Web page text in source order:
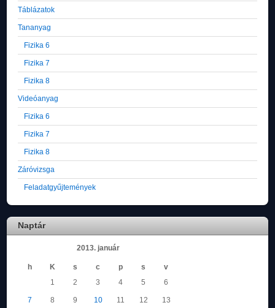
Táblázatok
Tananyag
Fizika 6
Fizika 7
Fizika 8
Videóanyag
Fizika 6
Fizika 7
Fizika 8
Záróvizsga
Feladatgyűjtemények
Naptár
2013. január
h K s c p s
v
1
2 3 4 5 6
7 8 9 10 11 12 13